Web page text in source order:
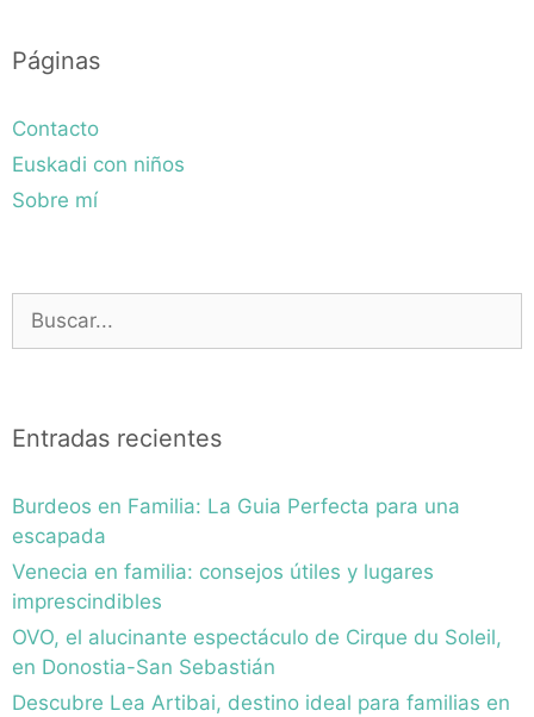
Páginas
Contacto
Euskadi con niños
Sobre mí
Buscar:
Entradas recientes
Burdeos en Familia: La Guia Perfecta para una
escapada
Venecia en familia: consejos útiles y lugares
imprescindibles
OVO, el alucinante espectáculo de Cirque du Soleil,
en Donostia-San Sebastián
Descubre Lea Artibai, destino ideal para familias en